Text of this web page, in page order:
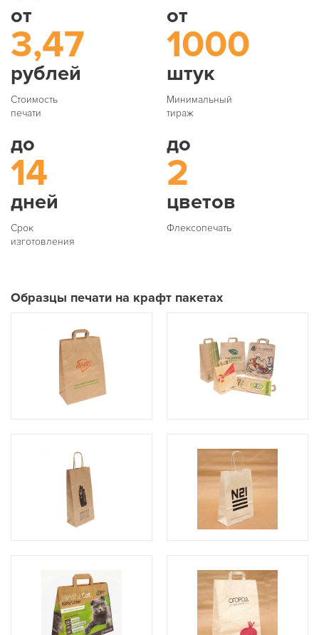
от
3,47
рублей
Стоимость
печати
от
1000
штук
Минимальный
тираж
до
14
дней
Срок
изготовления
до
2
цветов
Флексопечать
Образцы печати на крафт пакетах